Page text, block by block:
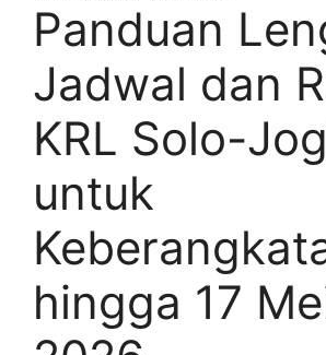
Panduan
Jadwal dan
KRL Solo-
untuk
hingga 17